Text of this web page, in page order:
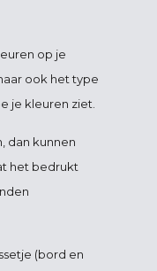
op je
ook het type
je kleuren ziet.
dan kunnen
het bedrukt
(bord en